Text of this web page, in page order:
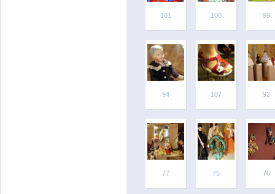
101 100 99
94 107 92
77 75 76